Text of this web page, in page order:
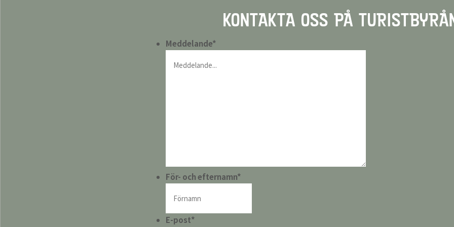
KONTAKTA OSS PÅ
Meddelande*
För- och efternamn*
E-post*